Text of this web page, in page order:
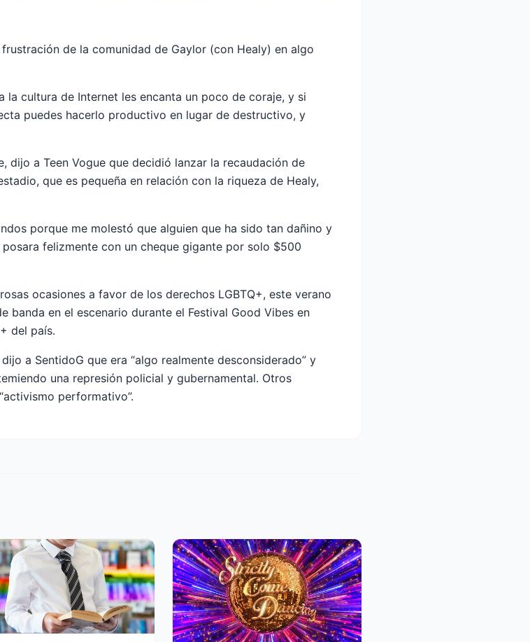
de la comunidad de Gaylor (con Healy) en algo
la cultura de Internet les encanta un poco de coraje, y si
puedes hacerlo productivo en lugar de destructivo, y
dijo a Teen Vogue que decidió lanzar la recaudación de
que es pequeña en relación con la riqueza de Healy,
porque me molestó que alguien que ha sido tan dañino y
felizmente con un cheque gigante por solo $500
ocasiones a favor de los derechos LGBTQ+, este verano
banda en el escenario durante el Festival Good Vibes en
del país.
a SentidoG que era “algo realmente desconsiderado” y
una represión policial y gubernamental. Otros
performativo”.